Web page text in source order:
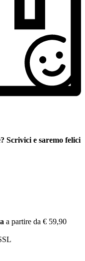
Scrivici e saremo felici
a partire da € 59,90